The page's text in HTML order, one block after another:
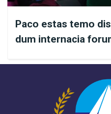
de la Sankta Spirito; al la
al la Fondaĵo Bona Volo
Volo.
Universala Amo. Temas pri
Brazilo kaj de la mondo.
Paco estas temo
dum internacia